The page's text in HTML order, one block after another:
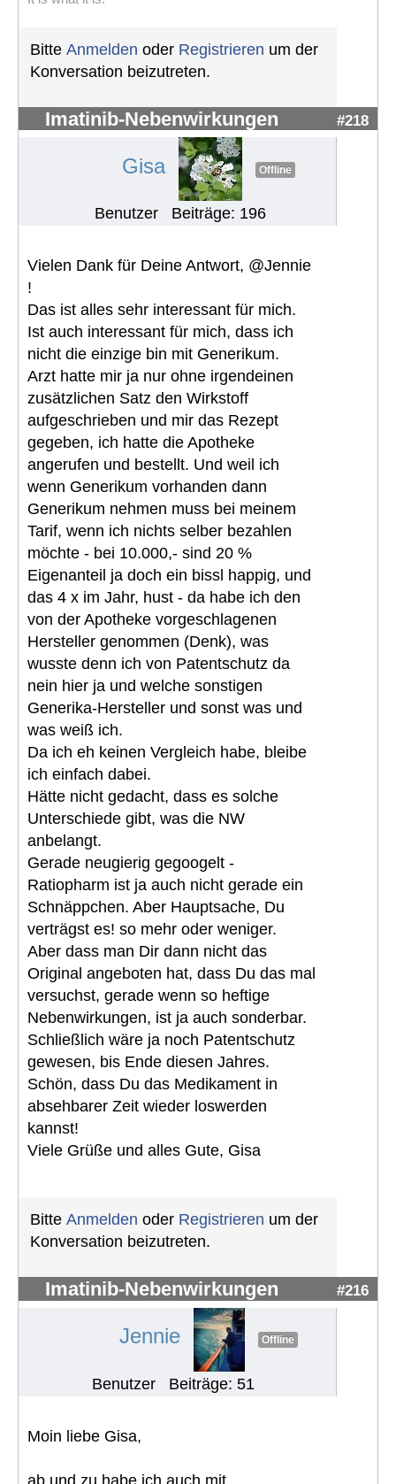
Bitte Anmelden oder Registrieren um der
Konversation beizutreten.
Imatinib-Nebenwirkungen #218
Gisa Offline
Benutzer Beiträge: 196
Vielen Dank für Deine Antwort, @Jennie
!
Das ist alles sehr interessant für mich.
Ist auch interessant für mich, dass ich
nicht die einzige bin mit Generikum.
Arzt hatte mir ja nur ohne irgendeinen
zusätzlichen Satz den Wirkstoff
aufgeschrieben und mir das Rezept
gegeben, ich hatte die Apotheke
angerufen und bestellt. Und weil ich
wenn Generikum vorhanden dann
Generikum nehmen muss bei meinem
Tarif, wenn ich nichts selber bezahlen
möchte - bei 10.000,- sind 20 %
Eigenanteil ja doch ein bissl happig, und
das 4 x im Jahr, hust - da habe ich den
von der Apotheke vorgeschlagenen
Hersteller genommen (Denk), was
wusste denn ich von Patentschutz da
nein hier ja und welche sonstigen
Generika-Hersteller und sonst was und
was weiß ich.
Da ich eh keinen Vergleich habe, bleibe
ich einfach dabei.
Hätte nicht gedacht, dass es solche
Unterschiede gibt, was die NW
anbelangt.
Gerade neugierig gegoogelt -
Ratiopharm ist ja auch nicht gerade ein
Schnäppchen. Aber Hauptsache, Du
verträgst es! so mehr oder weniger.
Aber dass man Dir dann nicht das
Original angeboten hat, dass Du das mal
versuchst, gerade wenn so heftige
Nebenwirkungen, ist ja auch sonderbar.
Schließlich wäre ja noch Patentschutz
gewesen, bis Ende diesen Jahres.
Schön, dass Du das Medikament in
absehbarer Zeit wieder loswerden
kannst!
Viele Grüße und alles Gute, Gisa
Bitte Anmelden oder Registrieren um der
Konversation beizutreten.
Imatinib-Nebenwirkungen #216
Jennie Offline
Benutzer Beiträge: 51
Moin liebe Gisa,
ab und zu habe ich auch mit